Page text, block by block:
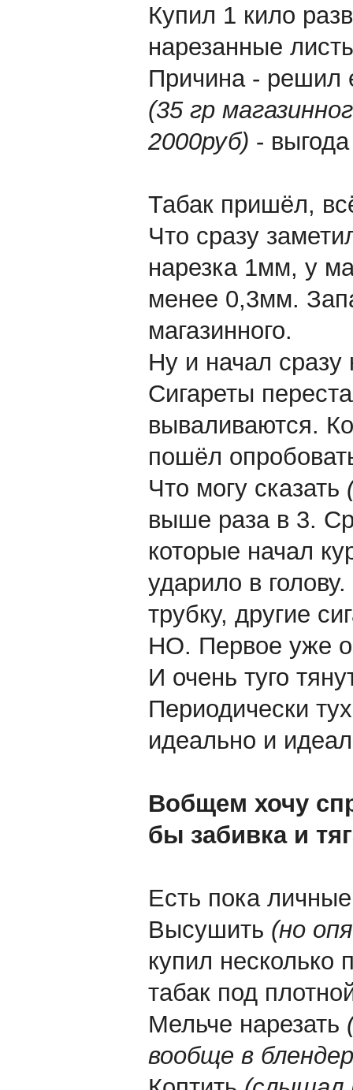
Купил 1 кило
нарезанные
Причина - решил
(35 гр
2000руб) -
Табак пришёл,
Что сразу
нарезка 1мм, у
менее 0,3мм.
магазинного.
Ну и начал сразу
Сигареты
вываливаются.
пошёл
Что могу сказать
выше раза в 3.
которые начал
ударило в
трубку, другие
НО. Первое уже
И очень туго
Периодически
идеально и
Вобщем хочу
бы забивка и
Есть пока
Высушить (но
купил
табак под
Мельче нарезать
вообще в